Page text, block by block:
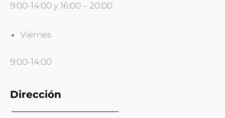
9:00-14:00 y 16:00 – 20:00
Viernes
9:00-14:00
Dirección